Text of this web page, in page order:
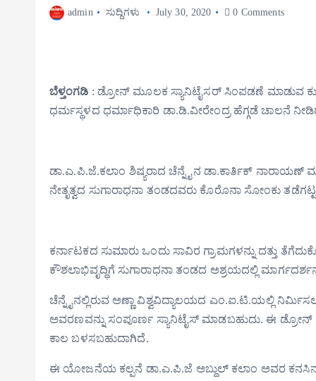
admin ಸುದ್ದಿಗಳು July 30, 2020 0 Comments
ಬೆಳ್ತಂಗಡಿ : ಡ್ರೋನ್ ಮೂಲಕ ಸ್ಯಾನಿಟೈಸರ್ ಸಿಂಪಡಣೆ ಮಾಡುವ
ಧರ್ಮಸ್ಥಳದ ಧರ್ಮಾಧಿಕಾರಿ ಡಾ.ಡಿ.ವೀರೇಂದ್ರ ಹೆಗ್ಗಡೆ ಚಾಲನೆ
ಡಾ.ಎ.ಪಿ.ಜೆ.ಕಲಾಂ ಶಿಷ್ಯರಾದ ಚೆನ್ನೈನ ಡಾ.ಕಾರ್ತಿಕ್ ನಾರಾಯಣ್
ನೇತೃತ್ವದ ಸುಗಾರಾಧನಾ ತಂಡದವರು ಕೊರೊನಾ ಸೋಂಕು
ಕರ್ನಾಟಕದ ಸುಮಾರು ಒಂದು ಸಾವಿರ ಗ್ರಾಮಗಳನ್ನು ದತ್ತು
ಕೌಶಲಾಭಿವೃದ್ಧಿಗೆ ಸುಗಾರಾಧನಾ ತಂಡದ ಅಶ್ರಯದಲ್ಲಿ
ಚೆನ್ನೈನಲ್ಲಿರುವ ಅಣ್ಣಾ ವಿಶ್ವವಿದ್ಯಾಲಯದ ಎಂ.ಐ.ಟಿ.ಯಲ್ಲಿ
ಅವರಣವನ್ನು ಸಂಪೂರ್ಣ ಸ್ಯಾನಿಟೈಸ್ ಮಾಡಬಹುದು. ಈ
ಕಾಲ ಬಳಸಬಹುದಾಗಿದೆ.
ಈ ಯೋಜನೆಯ ಕಲ್ಪನೆ ಡಾ.ಎ.ಪಿ.ಜೆ ಅಬ್ದುಲ್ ಕಲಾಂ ಅವರ ಕನಸಿನ